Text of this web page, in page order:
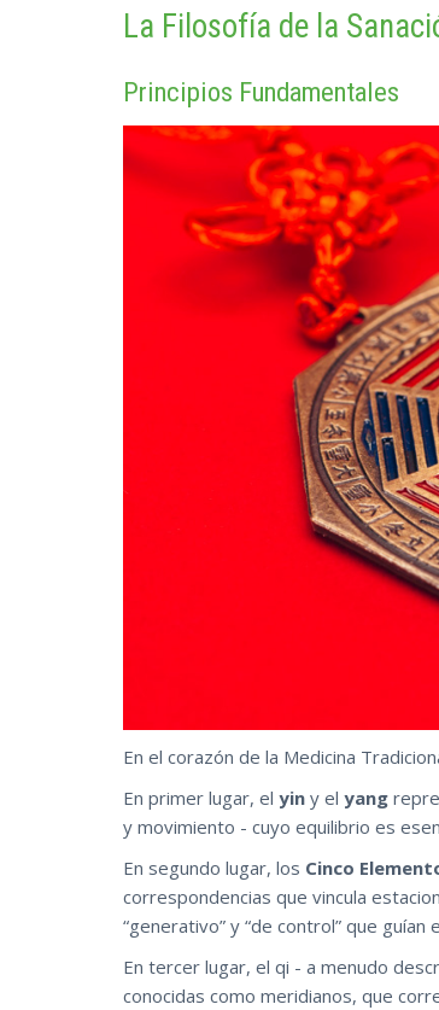
La Filosofía de la
Principios Fundamentales
En el corazón de la Medicina
En primer lugar, el yin y el yang
y movimiento - cuyo equilibrio es
En segundo lugar, los Cinco
correspondencias que vincula
“generativo” y “de control” que
En tercer lugar, el qi - a menudo
conocidas como meridianos, que